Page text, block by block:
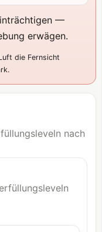
—
erwägen.
die Fernsicht
nach